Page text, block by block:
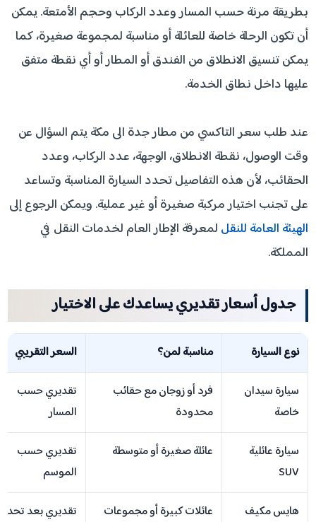
بطريقة مرنة حسب المسار وعدد الركاب وحجم الأمتعة. يمكن
أن تكون الرحلة خاصة للعائلة أو مناسبة لمجموعة صغيرة، كما
يمكن تنسيق الانطلاق من الفندق أو المطار أو أي نقطة متفق
عليها داخل نطاق الخدمة.
عند طلب سعر التاكسي من مطار جدة الى مكة يتم السؤال عن
وقت الوصول، نقطة الانطلاق، الوجهة، عدد الركاب، وعدد
الحقائب، لأن هذه التفاصيل تحدد السيارة المناسبة وتساعد
على تجنب اختيار مركبة صغيرة أو غير عملية. ويمكن الرجوع إلى
الهيئة العامة للنقل لمعرفة الإطار العام لخدمات النقل في
المملكة.
جدول أسعار تقديري يساعدك على الاختيار
نوع السيارة مناسبة لمن؟ السعر التقريبي
سيارة سيدان
خاصة
فرد أو زوجان مع حقائب
محدودة
تقديري حسب
المسار
سيارة عائلية
SUV
عائلة صغيرة أو متوسطة
تقديري حسب
الموسم
هايس مكيف عائلات كبيرة أو مجموعات
تقديري بعد